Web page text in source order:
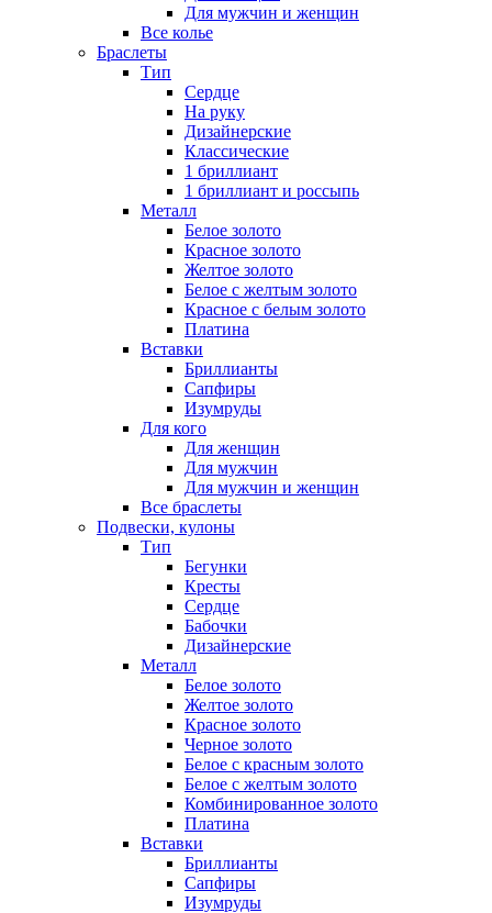
Для мужчин и женщин
Все колье
Браслеты
Тип
Сердце
На руку
Дизайнерские
Классические
1 бриллиант
1 бриллиант и россыпь
Металл
Белое золото
Красное золото
Желтое золото
Белое с желтым золото
Красное с белым золото
Платина
Вставки
Бриллианты
Сапфиры
Изумруды
Для кого
Для женщин
Для мужчин
Для мужчин и женщин
Все браслеты
Подвески, кулоны
Тип
Бегунки
Кресты
Сердце
Бабочки
Дизайнерские
Металл
Белое золото
Желтое золото
Красное золото
Черное золото
Белое с красным золото
Белое с желтым золото
Комбинированное золото
Платина
Вставки
Бриллианты
Сапфиры
Изумруды